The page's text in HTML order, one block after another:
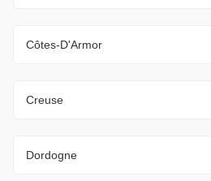
Côtes-D'Armor
Creuse
Dordogne